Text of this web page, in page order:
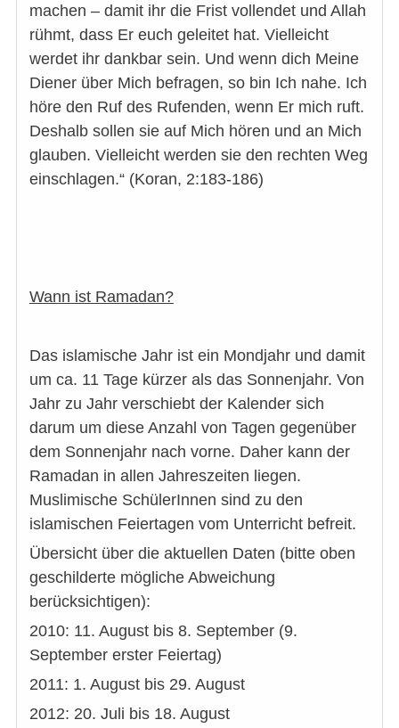
machen – damit ihr die Frist vollendet und Allah
rühmt, dass Er euch geleitet hat. Vielleicht
werdet ihr dankbar sein. Und wenn dich Meine
Diener über Mich befragen, so bin Ich nahe. Ich
höre den Ruf des Rufenden, wenn Er mich ruft.
Deshalb sollen sie auf Mich hören und an Mich
glauben. Vielleicht werden sie den rechten Weg
einschlagen.“ (Koran, 2:183-186)
Wann ist Ramadan?
Das islamische Jahr ist ein Mondjahr und damit
um ca. 11 Tage kürzer als das Sonnenjahr. Von
Jahr zu Jahr verschiebt der Kalender sich
darum um diese Anzahl von Tagen gegenüber
dem Sonnenjahr nach vorne. Daher kann der
Ramadan in allen Jahreszeiten liegen.
Muslimische SchülerInnen sind zu den
islamischen Feiertagen vom Unterricht befreit.
Übersicht über die aktuellen Daten (bitte oben
geschilderte mögliche Abweichung
berücksichtigen):
2010: 11. August bis 8. September (9.
September erster Feiertag)
2011: 1. August bis 29. August
2012: 20. Juli bis 18. August